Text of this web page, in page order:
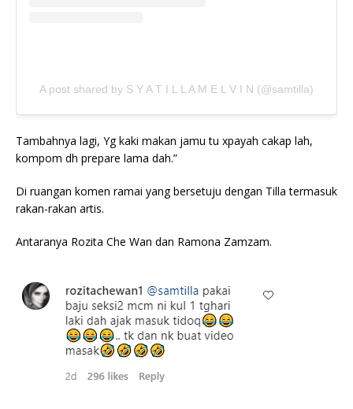
A post shared by S Y A T I L L A M E L V I N (@samtilla)
Tambahnya lagi, Yg kaki makan jamu tu xpayah cakap lah,
kompom dh prepare lama dah.”
Di ruangan komen ramai yang bersetuju dengan Tilla termasuk
rakan-rakan artis.
Antaranya Rozita Che Wan dan Ramona Zamzam.